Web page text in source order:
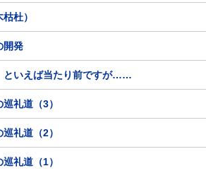
杜）
開発
いえば当たり前ですが……
礼道（3）
礼道（2）
礼道（1）